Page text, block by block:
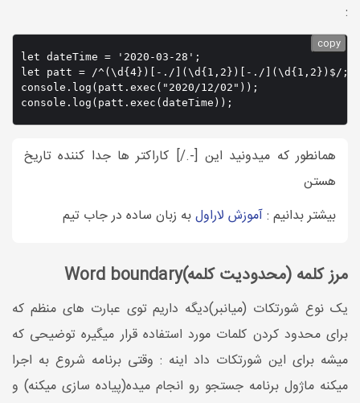
:
let dateTime = '2020-03-28';
let patt = /^(\d{4})[-./](\d{1,2})[-./](\d{1,2})$/;
console.log(patt.exec("2020/12/02"));
console.log(patt.exec(dateTime));
copy
همانطور که میدونید این [-./] کاراکتر ها جدا کننده تاریخ
هستن
بیشتر بدانیم :آموزش لاراولبه زبان ساده در جاب تیم
مرز کلمه (محدودیت کلمه)Word boundary
یک نوع شورتکات (میانبر)دیگه داریم توی عبارت های منظم که
برای محدود کردن کلمات مورد استفاده قرار میگیره توضیحی که
میشه برای این شورتکات داد اینه : وقتی برنامه شروع به اجرا
میکنه ماژول برنامه جستجو رو انجام میده(پیاده سازی میکنه) و